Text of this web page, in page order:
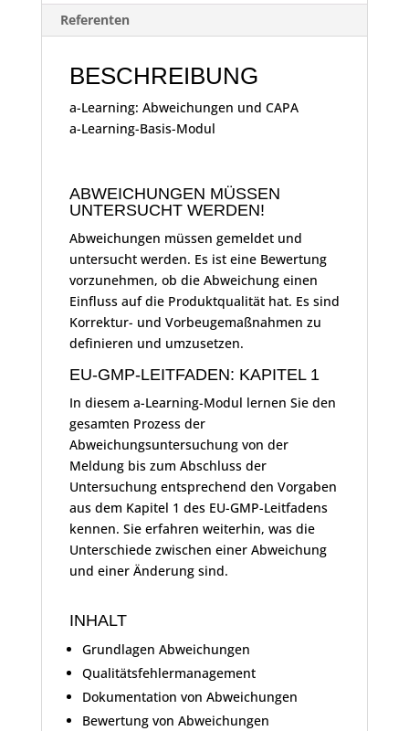
Referenten
BESCHREIBUNG
a-Learning: Abweichungen und CAPA
a-Learning-Basis-Modul
ABWEICHUNGEN MÜSSEN
UNTERSUCHT WERDEN!
Abweichungen müssen gemeldet und
untersucht werden. Es ist eine Bewertung
vorzunehmen, ob die Abweichung einen
Einfluss auf die Produktqualität hat. Es sind
Korrektur- und Vorbeugemaßnahmen zu
definieren und umzusetzen.
EU-GMP-LEITFADEN: KAPITEL 1
In diesem a-Learning-Modul lernen Sie den
gesamten Prozess der
Abweichungsuntersuchung von der
Meldung bis zum Abschluss der
Untersuchung entsprechend den Vorgaben
aus dem Kapitel 1 des EU-GMP-Leitfadens
kennen. Sie erfahren weiterhin, was die
Unterschiede zwischen einer Abweichung
und einer Änderung sind.
INHALT
Grundlagen Abweichungen
Qualitätsfehlermanagement
Dokumentation von Abweichungen
Bewertung von Abweichungen